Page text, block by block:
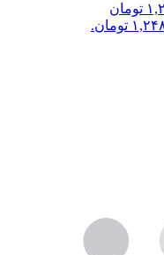
قیمت اصلی: ۱,۲۹۱,۰۰۰ تومان